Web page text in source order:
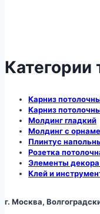
Категории
Карниз
Карниз
Молдинг гладкий
Молдинг с
Плинтус
Розетка
Элементы декора
Клей и
г. Москва,